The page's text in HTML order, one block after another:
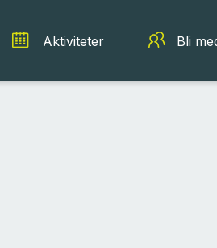
Aktiviteter Bli